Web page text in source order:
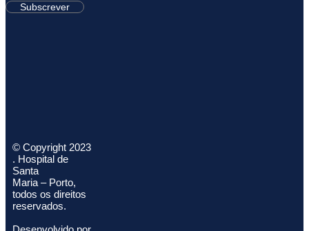
Subscrever
© Copyright 2023
. Hospital de
Santa
Maria – Porto,
todos os direitos
reservados.